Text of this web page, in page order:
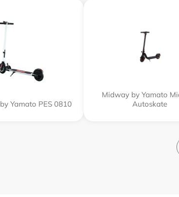
Yamato PES 0810
Midway by Yamato
Autoskate